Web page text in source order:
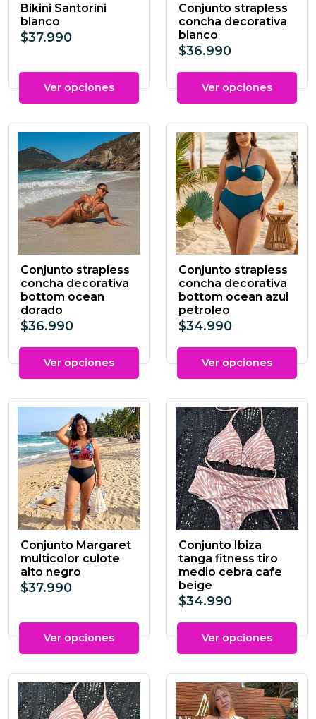
Bikini Santorini
blanco
$37.990
Ver opciones
Conjunto strapless
concha decorativa
blanco
$36.990
Ver opciones
Conjunto strapless
concha decorativa
bottom ocean
dorado
$36.990
Ver opciones
Conjunto strapless
concha decorativa
bottom ocean azul
petroleo
$34.990
Ver opciones
Conjunto Margaret
multicolor culote
alto negro
$37.990
Ver opciones
Conjunto Ibiza
tanga fitness tiro
medio cebra cafe
beige
$34.990
Ver opciones